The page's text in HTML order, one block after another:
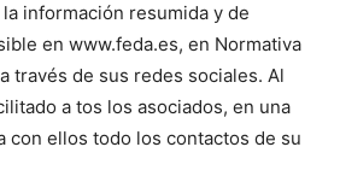
información resumida y de
en www.feda.es, en Normativa
través de sus redes sociales. Al
a tos los asociados, en una
con ellos todo los contactos de su